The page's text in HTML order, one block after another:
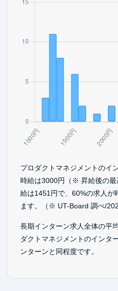
プロダクトマネジメントのイ
時給は3000円（※ 昇給後の
給は1451円で、60%の求人が
ます。（※ UT-Board 調べ/
長期インターン求人全体の平
ダクトマネジメントのインタ
ンターンと同程度です。